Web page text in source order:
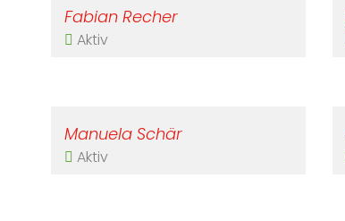
Fabian Recher
Aktiv
Manuela Schär
Aktiv